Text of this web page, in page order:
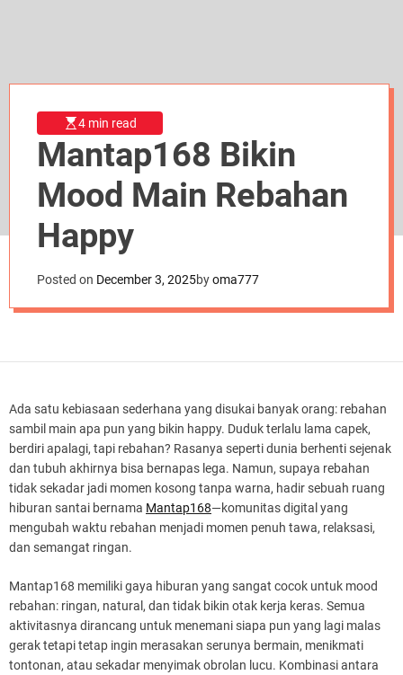
4 min read
Mantap168 Bikin
Mood Main Rebahan
Happy
Posted on December 3, 2025byoma777
Ada satu kebiasaan sederhana yang disukai banyak orang: rebahan
sambil main apa pun yang bikin happy. Duduk terlalu lama capek,
berdiri apalagi, tapi rebahan? Rasanya seperti dunia berhenti sejenak
dan tubuh akhirnya bisa bernapas lega. Namun, supaya rebahan
tidak sekadar jadi momen kosong tanpa warna, hadir sebuah ruang
hiburan santai bernama Mantap168—komunitas digital yang
mengubah waktu rebahan menjadi momen penuh tawa, relaksasi,
dan semangat ringan.
Mantap168 memiliki gaya hiburan yang sangat cocok untuk mood
rebahan: ringan, natural, dan tidak bikin otak kerja keras. Semua
aktivitasnya dirancang untuk menemani siapa pun yang lagi malas
gerak tetapi tetap ingin merasakan serunya bermain, menikmati
tontonan, atau sekadar menyimak obrolan lucu. Kombinasi antara